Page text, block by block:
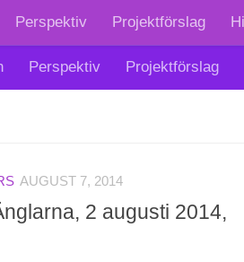
Perspektiv Projektförslag
Perspektiv Projektförslag
AUGUST 7, 2014
2 augusti 2014,